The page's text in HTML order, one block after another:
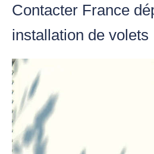
Contacter France
installation de volets